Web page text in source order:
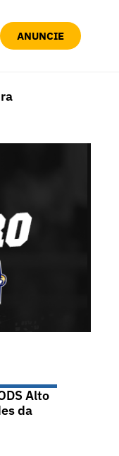
ANUNCIE
Alto
da